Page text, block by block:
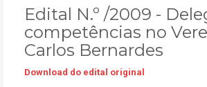
Edital N.º /2009 -
competências no
Carlos Bernardes
Download do edital original